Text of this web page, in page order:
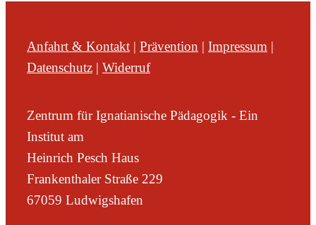
Anfahrt & Kontakt | Prävention | Impressum |
Datenschutz | Widerruf
Zentrum für Ignatianische Pädagogik - Ein
Institut am
Heinrich Pesch Haus
Frankenthaler Straße 229
67059 Ludwigshafen